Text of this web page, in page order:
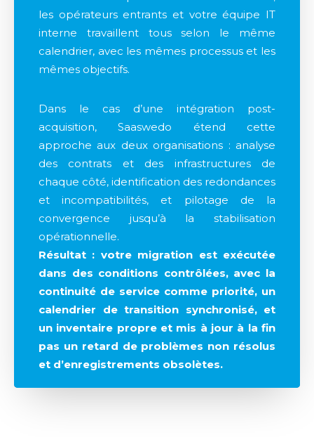
les opérateurs entrants et votre équipe IT
interne travaillent tous selon le même
calendrier, avec les mêmes processus et les
mêmes objectifs.
Dans le cas d’une intégration post-
acquisition, Saaswedo étend cette
approche aux deux organisations : analyse
des contrats et des infrastructures de
chaque côté, identification des redondances
et incompatibilités, et pilotage de la
convergence jusqu’à la stabilisation
opérationnelle.
Résultat : votre migration est exécutée
dans des conditions contrôlées, avec la
continuité de service comme priorité, un
calendrier de transition synchronisé, et
un inventaire propre et mis à jour à la fin
pas un retard de problèmes non résolus
et d’enregistrements obsolètes.